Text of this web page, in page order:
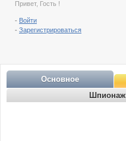
Привет, Гость !
- Войти
- Зарегистрироваться
Основное
Шпионаж